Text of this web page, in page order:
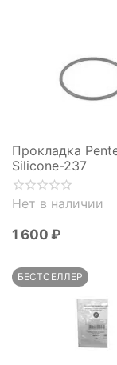
Прокладка
Silicone-237
Нет в наличии
1 600 ₽
БЕСТСЕЛЛЕР